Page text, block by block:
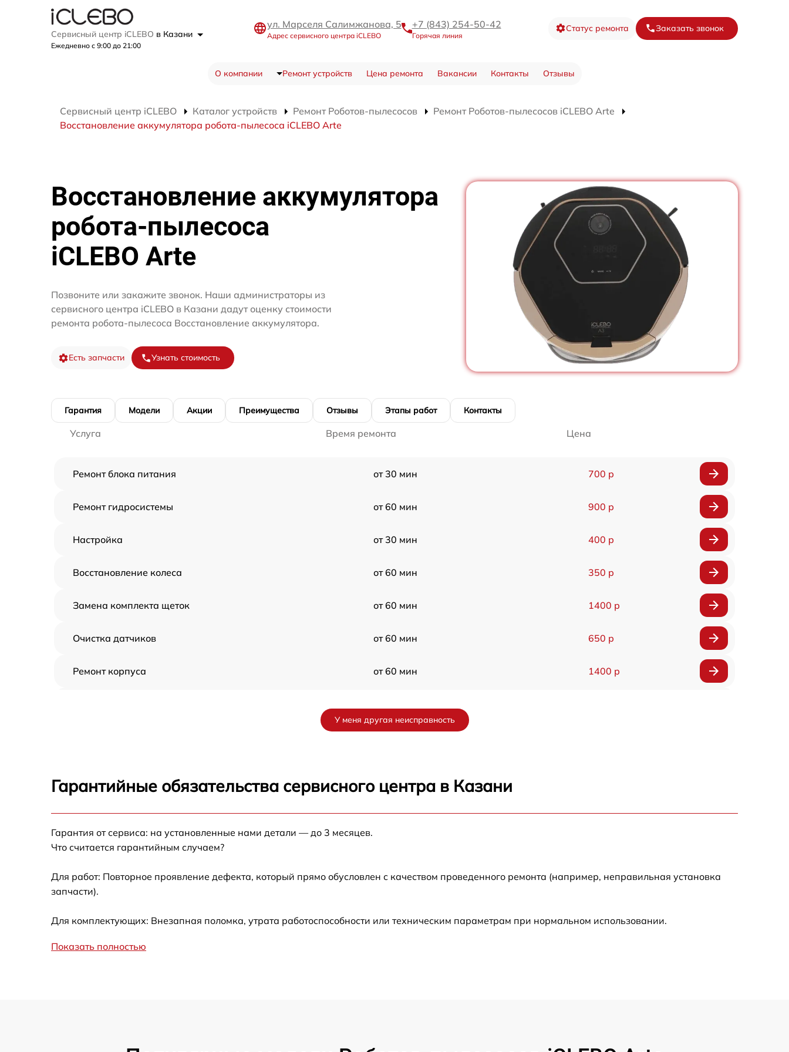
Сервисный центр iCLEBO в Казани
Ежедневно с 9:00 до 21:00
ул. Марселя Салимжанова, 5
Адрес сервисного центра iCLEBO
+7 (843) 254-50-42
Горячая линия
Статус ремонта Заказать звонок
О компании Ремонт устройств Цена ремонта Вакансии Контакты Отзывы
Сервисный центр iCLEBO Каталог устройств Ремонт Роботов-пылесосов
Ремонт Роботов-пылесосов iCLEBO Arte
Восстановление аккумулятора робота-пылесоса iCLEBO Arte
Восстановление аккумулятора
робота-пылесоса
iCLEBO Arte
Позвоните или закажите звонок. Наши администраторы из
сервисного центра iCLEBO в Казани дадут оценку стоимости
ремонта робота-пылесоса Восстановление аккумулятора.
Есть запчасти Узнать стоимость
Гарантия Модели Акции Преимущества Отзывы Этапы работ Контакты
Услуга Время ремонта Цена
Ремонт блока питания от 30 мин 700 р
Ремонт гидросистемы от 60 мин 900 р
Настройка от 30 мин 400 р
Восстановление колеса от 60 мин 350 р
Замена комплекта щеток от 60 мин 1400 р
Очистка датчиков от 60 мин 650 р
Ремонт корпуса от 60 мин 1400 р
Устранение ошибок
У меня другая неисправность
Гарантийные обязательства сервисного центра в Казани
Гарантия от сервиса: на установленные нами детали — до 3 месяцев.
Что считается гарантийным случаем?
Для работ: Повторное проявление дефекта, который прямо обусловлен с качеством проведенного ремонта (например, неправильная установка
запчасти).
Для комплектующих: Внезапная поломка, утрата работоспособности или техническим параметрам при нормальном использовании.
Показать полностью